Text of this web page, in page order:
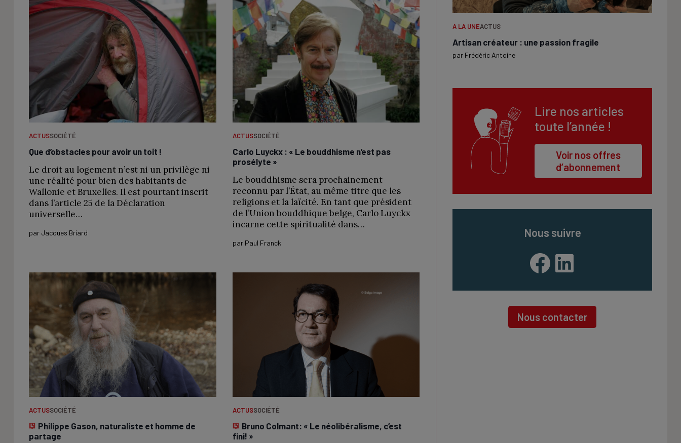
ACTUSSOCIÉTÉ
Que d’obstacles pour avoir un toit !
Le droit au logement n’est ni un privilège ni
une réalité pour bien des habitants de
Wallonie et Bruxelles. Il est pourtant inscrit
dans l’article 25 de la Déclaration
universelle…
par Jacques Briard
ACTUSSOCIÉTÉ
Carlo Luyckx : « Le bouddhisme n’est pas
prosélyte »
Le bouddhisme sera prochainement
reconnu par l’État, au même titre que les
religions et la laïcité. En tant que président
de l’Union bouddhique belge, Carlo Luyckx
incarne cette spiritualité dans…
par Paul Franck
ACTUSSOCIÉTÉ
Philippe Gason, naturaliste et homme de
partage
ACTUSSOCIÉTÉ
Bruno Colmant: « Le néolibéralisme, c’est
fini! »
A LA UNEACTUS
Artisan créateur : une passion fragile
par Frédéric Antoine
Lire nos articles
toute l’année !
Voir nos offres
d’abonnement
Nous suivre
Facebook
LinkedIn
Nous contacter